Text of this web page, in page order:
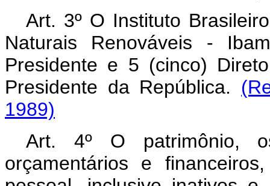
Art. 3º O Instituto
Naturais Renováveis -
Presidente e 5 (cinco)
Presidente da República.
1989)
Art. 4º O patrimônio,
orçamentários e